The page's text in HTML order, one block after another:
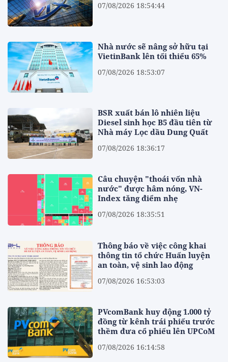
07/08/2026 18:54:44
Nhà nước sẽ nâng sở hữu tại
VietinBank lên tối thiểu 65%
07/08/2026 18:53:07
BSR xuất bán lô nhiên liệu
Diesel sinh học B5 đầu tiên từ
Nhà máy Lọc dầu Dung Quất
07/08/2026 18:36:17
Câu chuyện "thoái vốn nhà
nước" được hâm nóng, VN-
Index tăng điểm nhẹ
07/08/2026 18:35:51
Thông báo về việc công khai
thông tin tổ chức Huấn luyện
an toàn, vệ sinh lao động
07/08/2026 16:53:03
PVcomBank huy động 1.000 tỷ
đồng từ kênh trái phiếu trước
thềm đưa cổ phiếu lên UPCoM
07/08/2026 16:14:58